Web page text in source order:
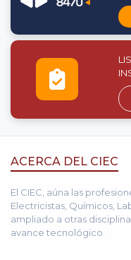
ACERCA DEL CIEC
El CIEC, aúna las
Electricistas, Químicos,
ampliado a otras
avance tecnológico.